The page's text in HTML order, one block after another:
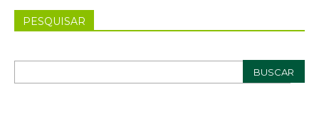
PESQUISAR